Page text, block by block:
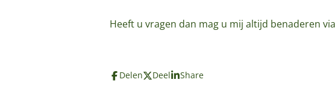
Heeft u vragen dan mag u mij altijd benaderen
Delen Deel Share